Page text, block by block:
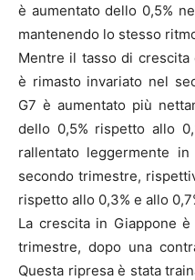
è aumentato dello 0,5%
mantenendo lo stesso
Mentre il tasso di crescita
è rimasto invariato nel
G7 è aumentato più
dello 0,5% rispetto allo
rallentato leggermente
secondo trimestre,
rispetto allo 0,3% e allo
La crescita in Giappone
trimestre, dopo una
Questa ripresa è stata